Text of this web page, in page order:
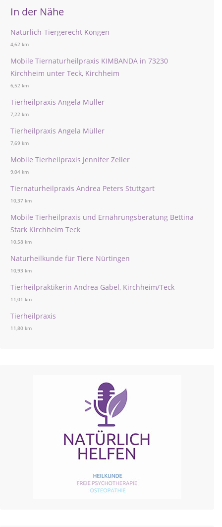
In der Nähe
Natürlich-Tiergerecht Köngen
4,62 km
Mobile Tiernaturheilpraxis KIMBANDA in 73230
Kirchheim unter Teck, Kirchheim
6,52 km
Tierheilpraxis Angela Müller
7,22 km
Tierheilpraxis Angela Müller
7,69 km
Mobile Tierheilpraxis Jennifer Zeller
9,04 km
Tiernaturheilpraxis Andrea Peters Stuttgart
10,37 km
Mobile Tierheilpraxis und Ernährungsberatung Bettina
Stark Kirchheim Teck
10,58 km
Naturheilkunde für Tiere Nürtingen
10,93 km
Tierheilpraktikerin Andrea Gabel, Kirchheim/Teck
11,01 km
Tierheilpraxis
11,80 km